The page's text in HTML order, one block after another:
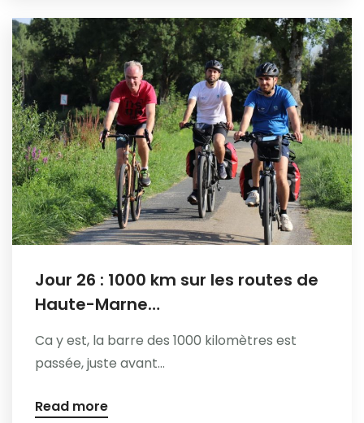
Jour 26 : 1000 km sur les routes de
Haute-Marne…
Ca y est, la barre des 1000 kilomètres est
passée, juste avant...
Read more